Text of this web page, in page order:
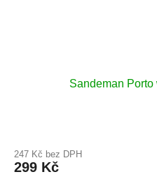
Sandeman Porto
247 Kč bez DPH
299 Kč